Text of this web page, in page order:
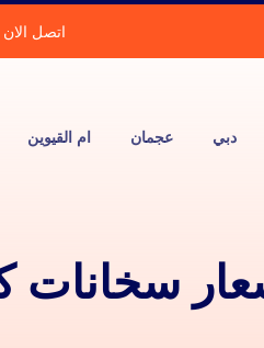
اتصل الان
دبي عجمان ام القيوين
سخانات